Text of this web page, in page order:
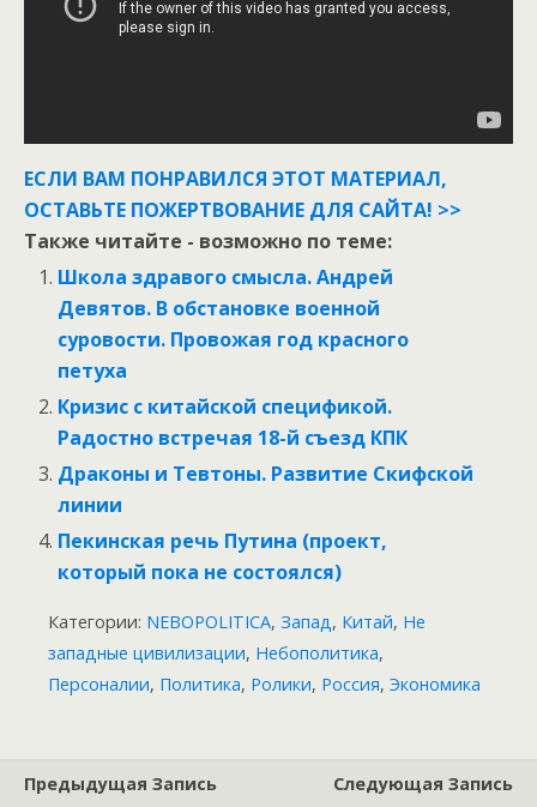
ЕСЛИ ВАМ ПОНРАВИЛСЯ ЭТОТ МАТЕРИАЛ,
ОСТАВЬТЕ ПОЖЕРТВОВАНИЕ ДЛЯ САЙТА! >>
Также читайте - возможно по теме:
Школа здравого смысла. Андрей
Девятов. В обстановке военной
суровости. Провожая год красного
петуха
Кризис с китайской спецификой.
Радостно встречая 18-й съезд КПК
Драконы и Тевтоны. Развитие Скифской
линии
Пекинская речь Путина (проект,
который пока не состоялся)
Категории: NEBOPOLITICA, Запад, Китай, Не
западные цивилизации, Небополитика,
Персоналии, Политика, Ролики, Россия, Экономика
Предыдущая Запись
Следующая Запись